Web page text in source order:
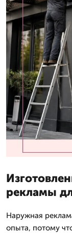
рекламы
Наружная
опыта, потому